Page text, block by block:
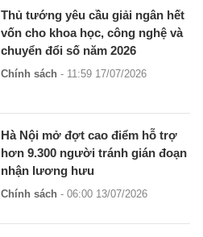
Thủ tướng yêu cầu giải ngân hết
vốn cho khoa học, công nghệ và
chuyển đổi số năm 2026
Chính sách - 11:59 17/07/2026
Hà Nội mở đợt cao điểm hỗ trợ
hơn 9.300 người tránh gián đoạn
nhận lương hưu
Chính sách - 06:00 13/07/2026